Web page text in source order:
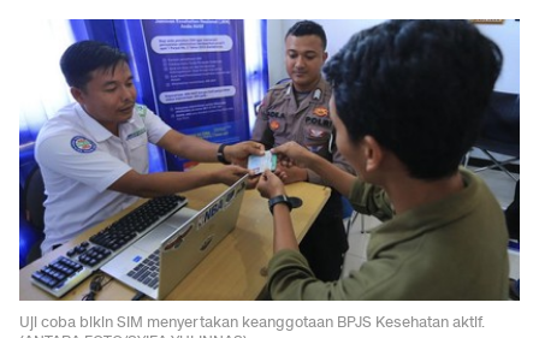
Uji coba bikin SIM menyertakan keanggotaan BPJS Kesehatan aktif.